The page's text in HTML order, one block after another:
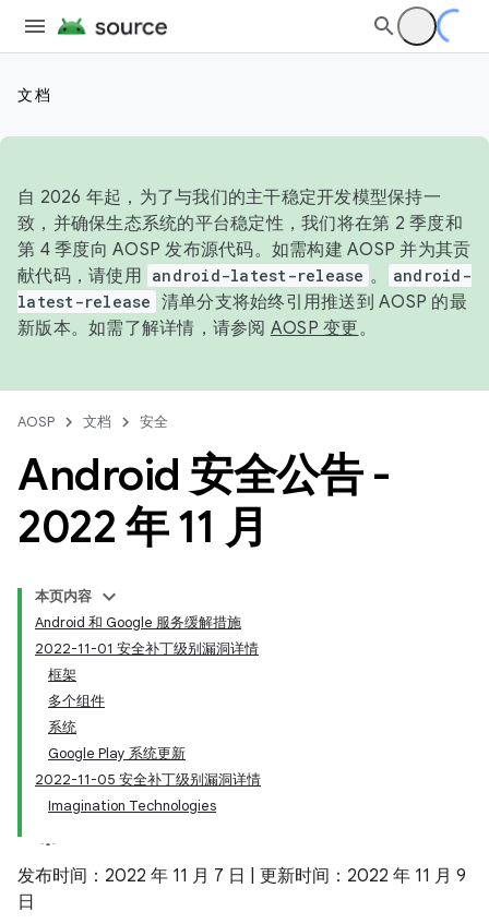
文档
自 2026 年起，为了与我们的主干稳定开发模型保持一
致，并确保生态系统的平台稳定性，我们将在第 2 季度和
第 4 季度向 AOSP 发布源代码。如需构建 AOSP 并为其贡
献代码，请使用 android-latest-release 。
android-
latest-release 清单分支将始终引用推送到 AOSP 的最
新版本。如需了解详情，请参阅 AOSP 变更。
AOSP 文档 安全
Android 安全公告 -
2022 年 11 月
本页内容
Android 和 Google 服务缓解措施
2022-11-01 安全补丁级别漏洞详情
框架
多个组件
系统
Google Play 系统更新
2022-11-05 安全补丁级别漏洞详情
Imagination Technologies
发布时间：2022 年 11 月 7 日 | 更新时间：2022 年 11 月 9
日